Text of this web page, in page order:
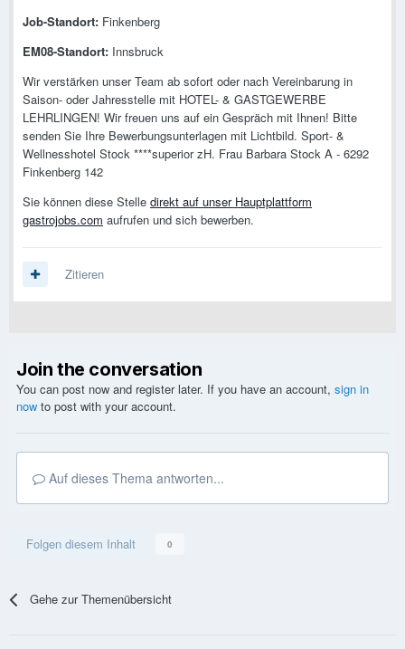
Job-Standort: Finkenberg
EM08-Standort: Innsbruck
Wir verstärken unser Team ab sofort oder nach Vereinbarung in
Saison- oder Jahresstelle mit HOTEL- & GASTGEWERBE
LEHRLINGEN! Wir freuen uns auf ein Gespräch mit Ihnen! Bitte
senden Sie Ihre Bewerbungsunterlagen mit Lichtbild. Sport- &
Wellnesshotel Stock ****superior zH. Frau Barbara Stock A - 6292
Finkenberg 142
Sie können diese Stelle direkt auf unser Hauptplattform
gastrojobs.com aufrufen und sich bewerben.
Zitieren
Join the conversation
You can post now and register later. If you have an account, sign in
now to post with your account.
Auf dieses Thema antworten...
Folgen diesem Inhalt 0
Gehe zur Themenübersicht